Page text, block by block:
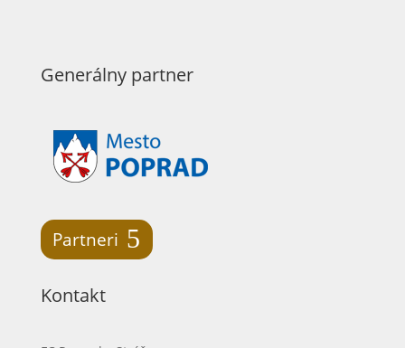
Generálny partner
Partneri
Kontakt